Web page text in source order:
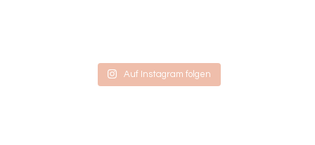
Auf Instagram folgen